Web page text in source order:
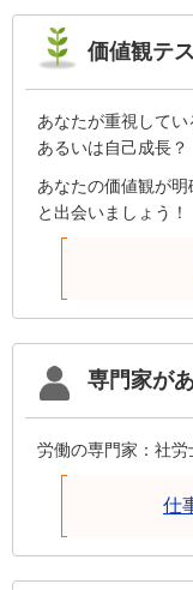
価値観テ
あなたが重視して
あるいは自己成長？
あなたの価値観が
と出会いましょう！
専門家が
労働の専門家：社労
仕